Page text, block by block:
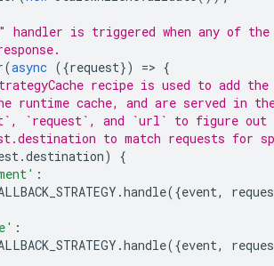
handler is triggered when any of
(async ({request}) => {
recipe is used to add
runtime cache, and are served in
`request`, and `url` to figure out
to match requests for
.destination)
{
:
.handle({event,
:
.handle({event,